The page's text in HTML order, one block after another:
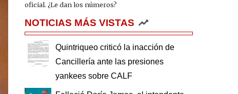
oficial. ¿Le dan los números?
NOTICIAS MÁS VISTAS
Quintriqueo criticó la inacción de
Cancillería ante las presiones
yankees sobre CALF